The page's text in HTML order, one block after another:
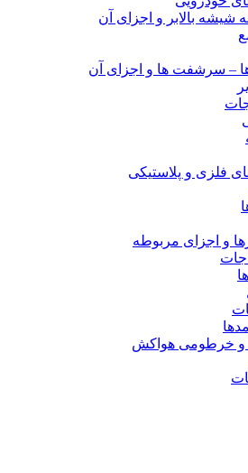
شیشه بالابر و اجزای آن
– سرشفت ها و اجزای آن
فلزی و پلاستیکی
و اجزای مربوطه
جات
و خرطومی هواکش